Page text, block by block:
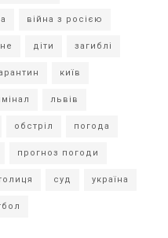
війна з росією
діти загиблі
київ
львів
обстріл погода
прогноз погоди
суд україна